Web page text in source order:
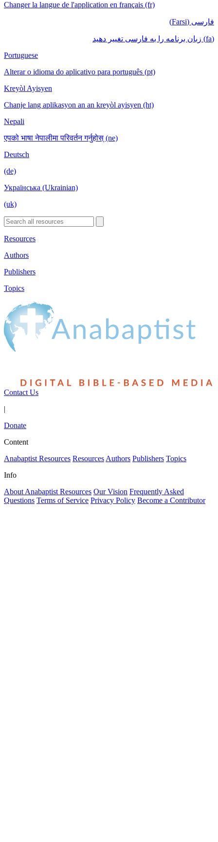
Changer la langue de l'application en français (fr)
فارسی (Farsi)
(fa) زبان برنامه را به فارسی تغییر دهید
Portuguese
Alterar o idioma do aplicativo para português (pt)
Kreyòl Ayisyen
Chanje lang aplikasyon an an kreyòl ayisyen (ht)
Nepali
एपको भाषा नेपालीमा परिवर्तन गर्नुहोस् (ne)
Deutsch
(de)
Українська (Ukrainian)
(uk)
Resources
Authors
Publishers
Topics
Contact Us
|
Donate
Content
Anabaptist Resources Resources Authors Publishers Topics
Info
About Anabaptist Resources Our Vision Frequently Asked
Questions Terms of Service Privacy Policy Become a Contributor